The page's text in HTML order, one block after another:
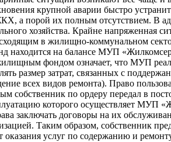
крупной аварии быстро
а порой их полным отсутствием. В
хозяйства. Крайне напряженная
в жилищно-коммунальном
на балансе МУП
фондом означает, что МУП
размер затрат, связанных с
всех видов ремонта). Право
собственник по ордеру передал в
которого осуществляет МУП
заключать договоры на их
Таким образом, собственник
услуг по содержанию и